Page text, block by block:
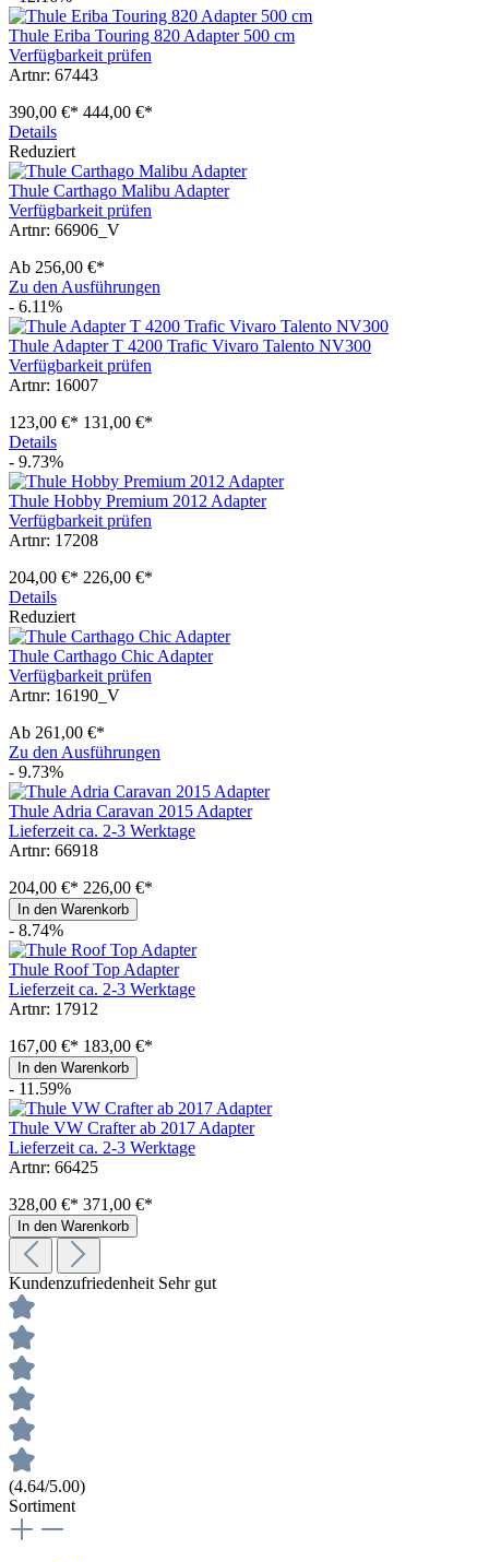
Thule Eriba Touring 820 Adapter 500 cm
Verfügbarkeit prüfen
Artnr: 67443
390,00 €* 444,00 €*
Details
Reduziert
Thule Carthago Malibu Adapter
Verfügbarkeit prüfen
Artnr: 66906_V
Ab 256,00 €*
Zu den Ausführungen
- 6.11%
Thule Adapter T 4200 Trafic Vivaro Talento NV300
Verfügbarkeit prüfen
Artnr: 16007
123,00 €* 131,00 €*
Details
- 9.73%
Thule Hobby Premium 2012 Adapter
Verfügbarkeit prüfen
Artnr: 17208
204,00 €* 226,00 €*
Details
Reduziert
Thule Carthago Chic Adapter
Verfügbarkeit prüfen
Artnr: 16190_V
Ab 261,00 €*
Zu den Ausführungen
- 9.73%
Thule Adria Caravan 2015 Adapter
Lieferzeit ca. 2-3 Werktage
Artnr: 66918
204,00 €* 226,00 €*
In den Warenkorb
- 8.74%
Thule Roof Top Adapter
Lieferzeit ca. 2-3 Werktage
Artnr: 17912
167,00 €* 183,00 €*
In den Warenkorb
- 11.59%
Thule VW Crafter ab 2017 Adapter
Lieferzeit ca. 2-3 Werktage
Artnr: 66425
328,00 €* 371,00 €*
In den Warenkorb
Kundenzufriedenheit Sehr gut
(4.64/5.00)
Sortiment